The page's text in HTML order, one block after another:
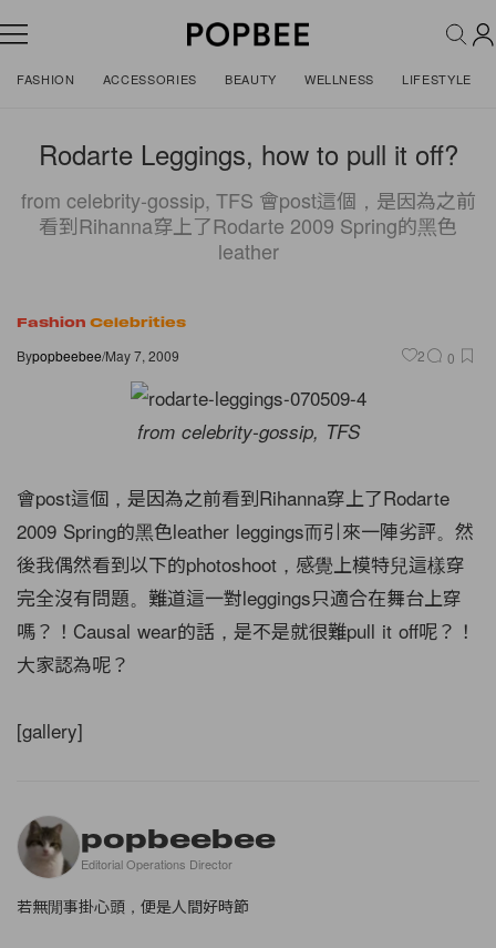
FASHION ACCESSORIES BEAUTY WELLNESS LIFESTYLE
Rodarte Leggings, how to pull it off?
from celebrity-gossip, TFS 會post這個，是因為之前
看到Rihanna穿上了Rodarte 2009 Spring的黑色
leather
Fashion Celebrities
Bypopbeebee/May 7, 2009 2 0
from celebrity-gossip, TFS
會post這個，是因為之前看到Rihanna穿上了Rodarte
2009 Spring的黑色leather leggings而引來一陣劣評。然
後我偶然看到以下的photoshoot，感覺上模特兒這樣穿
完全沒有問題。難道這一對leggings只適合在舞台上穿
嗎？！Causal wear的話，是不是就很難pull it off呢？！
大家認為呢？
[gallery]
popbeebee
Editorial Operations Director
若無閒事掛心頭，便是人間好時節